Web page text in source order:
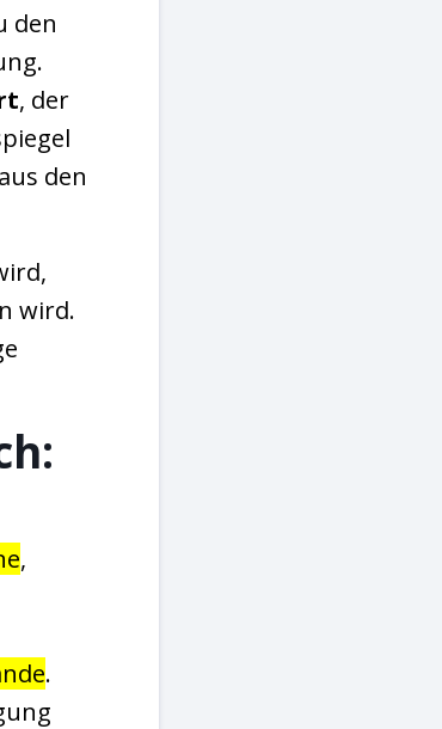
den
, der
den
wird.
,
.